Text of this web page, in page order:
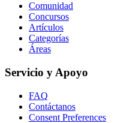
Comunidad
Concursos
Artículos
Categorías
Áreas
Servicio y Apoyo
FAQ
Contáctanos
Consent Preferences